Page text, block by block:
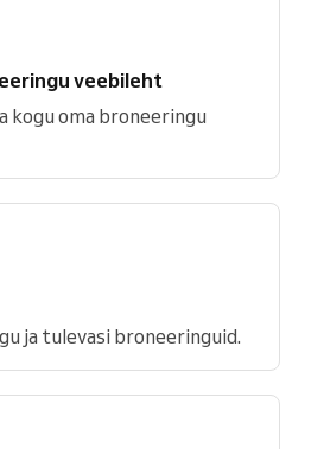
veebileht
kogu oma broneeringu
ja tulevasi broneeringuid.